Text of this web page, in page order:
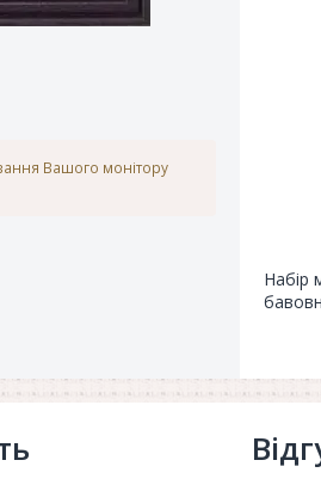
Вашого монітору
Набір